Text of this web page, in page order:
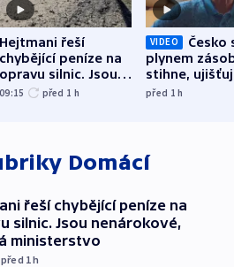
Hejtmani řeší
chybějící peníze na
opravu silnic. Jsou
nenárokové, namítá
09:15 před 1 h
VIDEO
Česko
plynem
stihne,
expert.
před 1h
Domácí
řeší chybějící peníze na
silnic. Jsou nenárokové,
ministerstvo
před 1h